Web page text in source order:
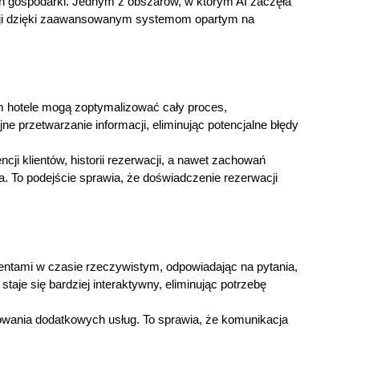
dzięki zaawansowanym systemom opartym na
mogą zoptymalizować cały proces,
przetwarzanie informacji, eliminując potencjalne błędy
klientów, historii rezerwacji, a nawet zachowań
To podejście sprawia, że doświadczenie rezerwacji
w czasie rzeczywistym, odpowiadając na pytania,
się bardziej interaktywny, eliminując potrzebę
dodatkowych usług. To sprawia, że komunikacja